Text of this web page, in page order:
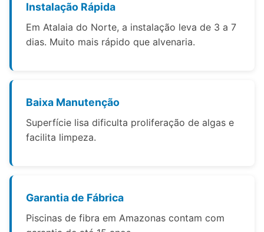
Instalação Rápida
Em Atalaia do Norte, a instalação leva de 3 a 7
dias. Muito mais rápido que alvenaria.
Baixa Manutenção
Superfície lisa dificulta proliferação de algas e
facilita limpeza.
Garantia de Fábrica
Piscinas de fibra em Amazonas contam com